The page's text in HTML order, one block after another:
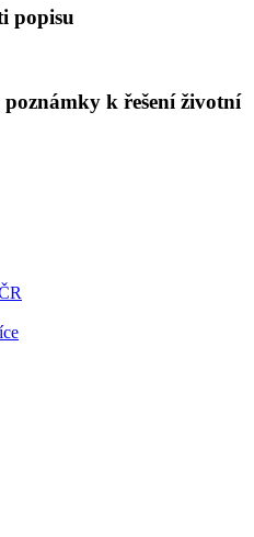
popisu
k řešení životní